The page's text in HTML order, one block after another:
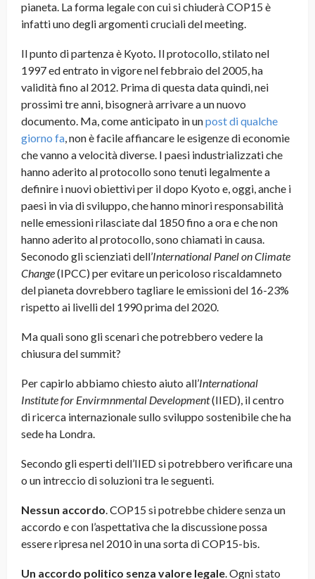
pianeta. La forma legale con cui si chiuderà COP15 è
infatti uno degli argomenti cruciali del meeting.
Il punto di partenza è Kyoto Il protocollo, stilato nel
1997 ed entrato in vigore nel febbraio del 2005, ha
validità fino al 2012. Prima di questa data quindi, nei
prossimi tre anni, bisognerà arrivare a un nuovo
documento. Ma, come anticipato in unpost di qualche
giorno fa , non è facile affiancare le esigenze di economie
che vanno a velocità diverse. I paesi industrializzati che
hanno aderito al protocollo sono tenuti legalmente a
definire i nuovi obiettivi per il dopo Kyoto e, oggi, anche i
paesi in via di sviluppo, che hanno minori responsabilità
nelle emessioni rilasciate dal 1850 fino a ora e che non
hanno aderito al protocollo, sono chiamati in causa.
Seconodo gli scienziati dell’International Panel on Climate
Change(IPCC) per evitare un pericoloso riscaldamneto
del pianeta dovrebbero tagliare le emissioni del 16-23%
rispetto ai livelli del 1990 prima del 2020.
Ma quali sono gli scenari che potrebbero vedere la
chiusura del summit?
Per capirlo abbiamo chiesto aiuto all’International
Institute for Envirmnmental Development(IIED), il centro
di ricerca internazionale sullo sviluppo sostenibile che ha
sede ha Londra.
Secondo gli esperti dell’IIED si potrebbero verificare una
o un intreccio di soluzioni tra le seguenti.
Nessun accordo . COP15 si potrebbe chidere senza un
accordo e con l’aspettativa che la discussione possa
essere ripresa nel 2010 in una sorta di COP15-bis.
Un accordo politico senza valore legale . Ogni stato